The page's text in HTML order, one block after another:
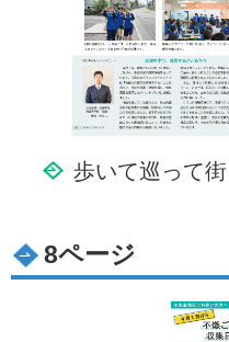
歩いて巡って
8ページ